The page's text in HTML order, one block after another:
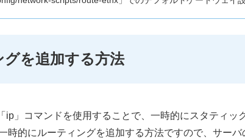
を追加する方法
ip」コマンドを使用することで、一時的にスタティッ
時的にルーティングを追加する方法ですので、サー